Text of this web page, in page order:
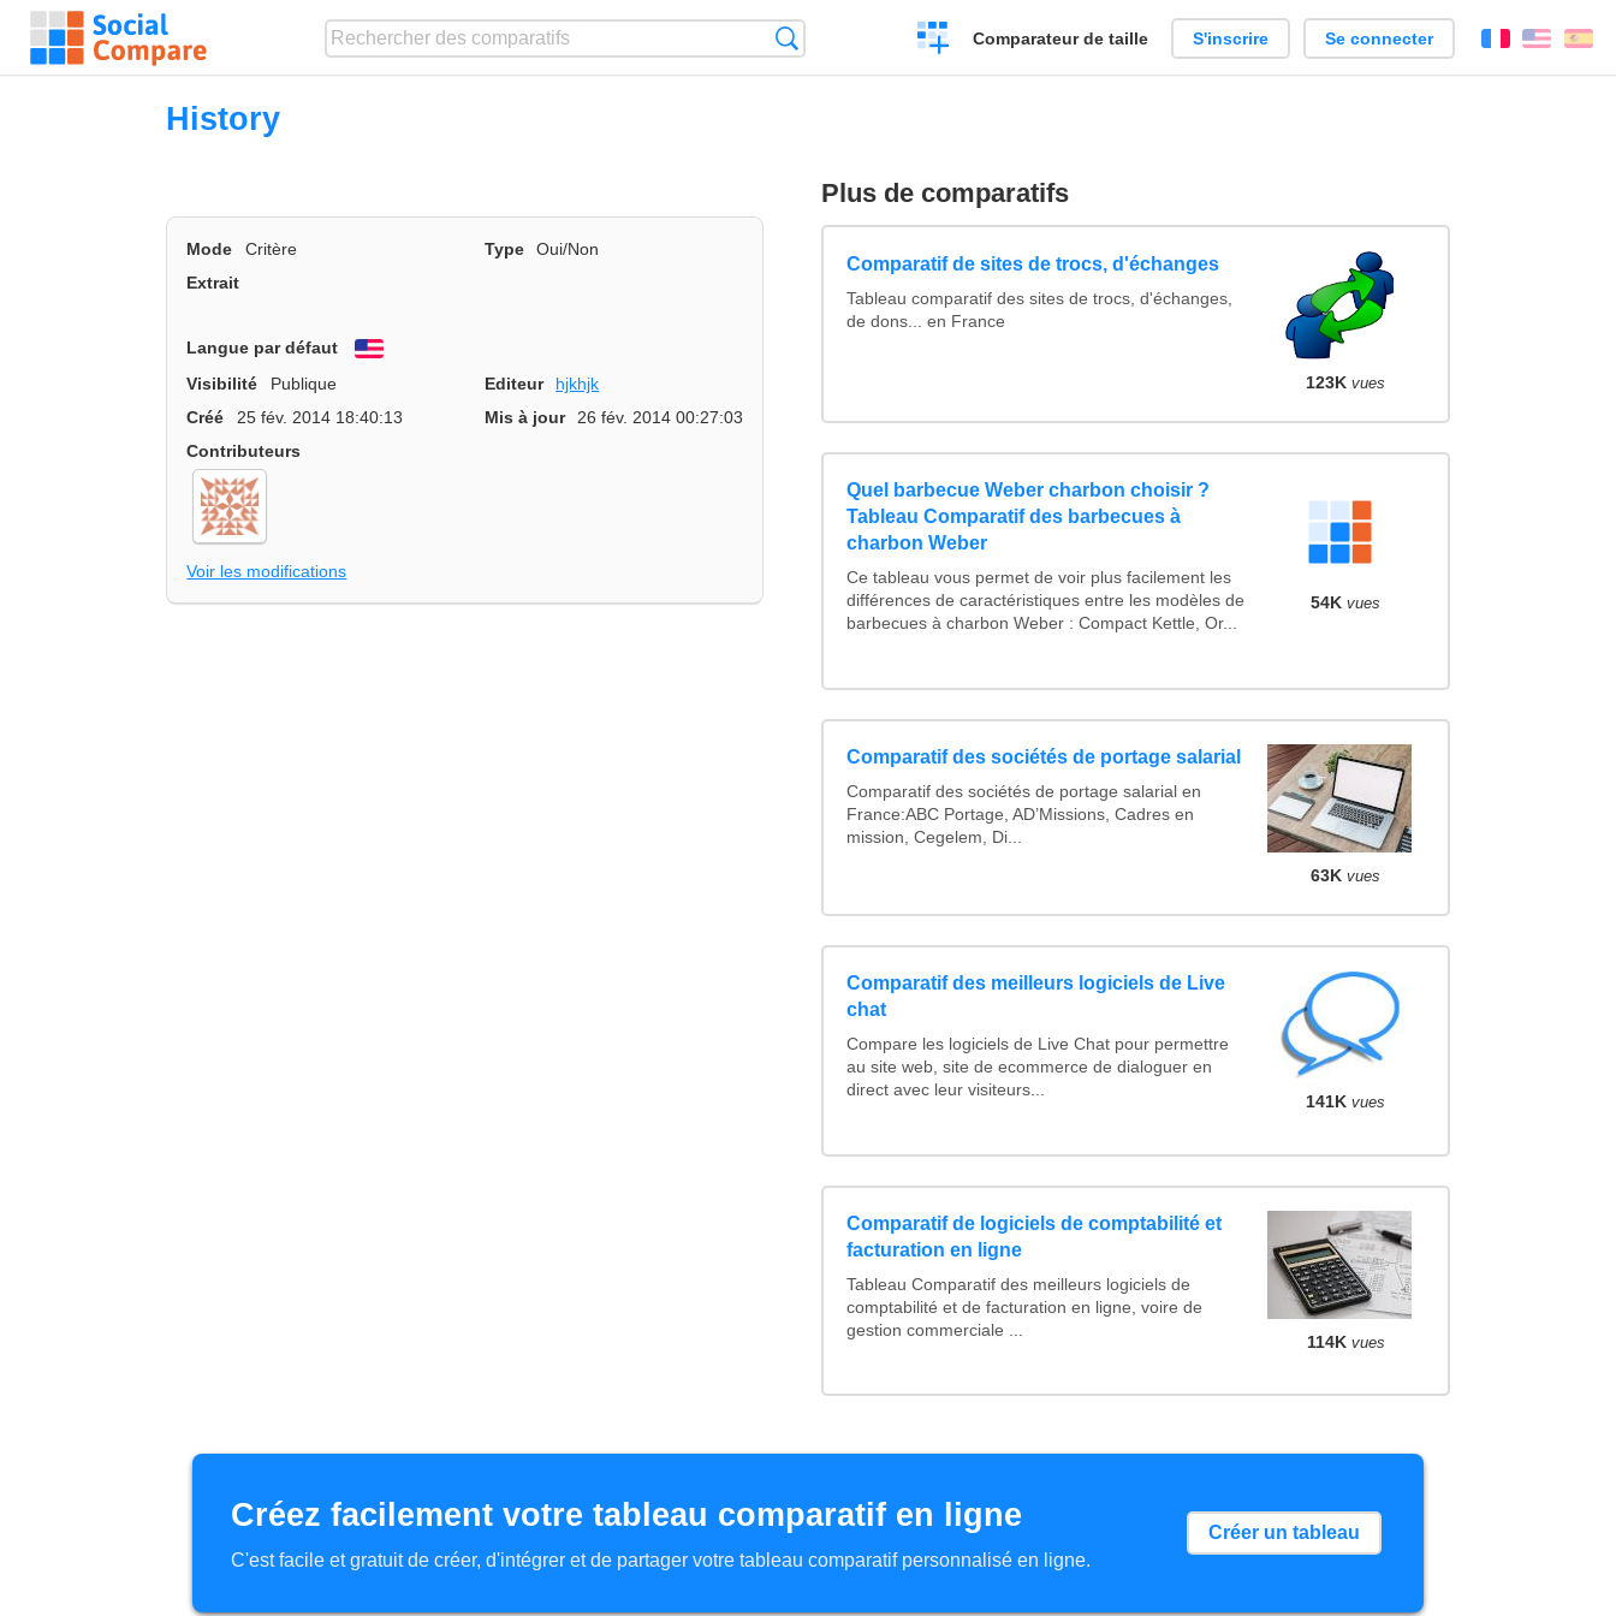
Créer
un
Comparateur de taille S'inscrire Se connecter FrançaisEnglish
History
Mode Critère Type
Oui/Non
Extrait
Langue par défaut
Visibilité
Publique Editeur
hjkhjk
Créé
25 fév. 2014 18:40:13 Mis à jour
26 fév. 2014 00:27:03
Contributeurs
Voir les modifications
Plus de comparatifs
Comparatif de sites de trocs, d'échanges
Tableau comparatif des sites de trocs, d'échanges,
de dons... en France
123K vues
Quel barbecue Weber charbon choisir ?
Tableau Comparatif des barbecues à
charbon Weber
Ce tableau vous permet de voir plus facilement les
différences de caractéristiques entre les modèles de
barbecues à charbon Weber : Compact Kettle, Or...
54K vues
Comparatif des sociétés de portage salarial
Comparatif des sociétés de portage salarial en
France:ABC Portage, AD’Missions, Cadres en
mission, Cegelem, Di...
63K vues
Comparatif des meilleurs logiciels de Live
chat
Compare les logiciels de Live Chat pour permettre
au site web, site de ecommerce de dialoguer en
direct avec leur visiteurs...
141K vues
Comparatif de logiciels de comptabilité et
facturation en ligne
Tableau Comparatif des meilleurs logiciels de
comptabilité et de facturation en ligne, voire de
gestion commerciale ...
114K vues
Créez facilement votre tableau comparatif en ligne
C'est facile et gratuit de créer, d'intégrer et de partager votre tableau comparatif personnalisé en ligne.
Créer un tableau